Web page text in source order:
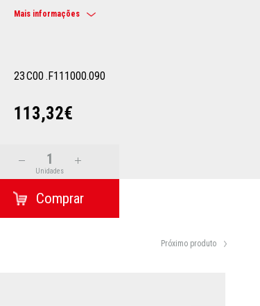
Mais informações
23C00 .F111000.090
113,32€
Unidades
Próximo produto